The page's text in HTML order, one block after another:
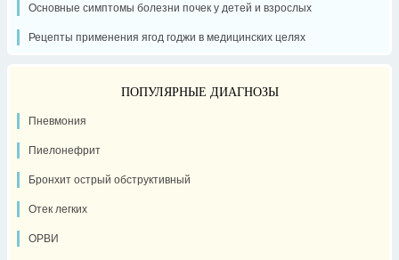
Основные симптомы болезни почек у детей и взрослых
Рецепты применения ягод годжи в медицинских целях
ПОПУЛЯРНЫЕ ДИАГНОЗЫ
Пневмония
Пиелонефрит
Бронхит острый обструктивный
Отек легких
ОРВИ